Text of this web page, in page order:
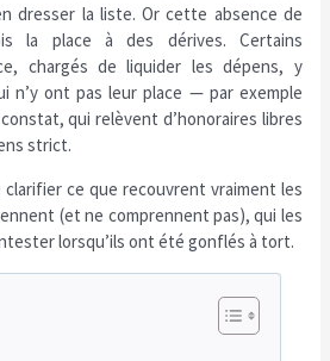
dresser la liste. Or cette absence de
la place à des dérives. Certains
chargés de liquider les dépens, y
n’y ont pas leur place — par exemple
qui relèvent d’honoraires libres
strict.
ce que recouvrent vraiment les
(et ne comprennent pas), qui les
lorsqu’ils ont été gonflés à tort.